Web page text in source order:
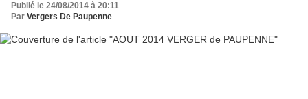
Publié le 24/08/2014 à 20:11
Par Vergers De Paupenne